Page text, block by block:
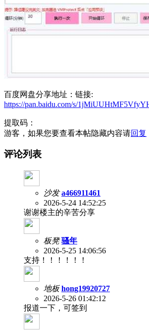
百度网盘分享地址：链接:
https://pan.baidu.com/s/
提取码：
游客，如果您要查看本帖隐藏内容请回复
评论列表
沙发 a466911461
2026-5-24 14:52:25
谢谢楼主的辛苦分享
板凳 骚年
2026-5-25 14:06:56
支持！！！！！！
地板 hong19920727
2026-5-26 01:42:12
报道一下，可签到